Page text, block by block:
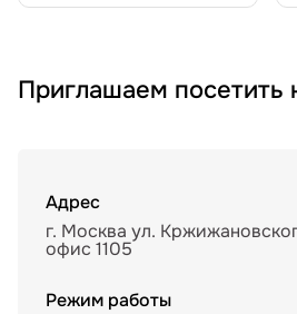
Приглашаем
Адрес
г. Москва ул.
офис 1105
Режим работы